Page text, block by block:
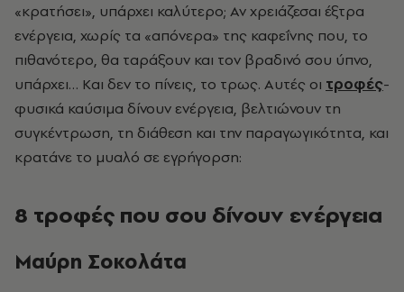
«κρατήσει», υπάρχει καλύτερο; Αν χρειάζεσαι έξτρα
ενέργεια, χωρίς τα «απόνερα» της καφεΐνης που, το
πιθανότερο, θα ταράξουν και τον βραδινό σου ύπνο,
υπάρχει… Kαι δεν το πίνεις, το τρως. Αυτές οι τροφές-
φυσικά καύσιμα δίνουν ενέργεια, βελτιώνουν τη
συγκέντρωση, τη διάθεση και την παραγωγικότητα, και
κρατάνε το μυαλό σε εγρήγορση:
8 τροφές που σου δίνουν ενέργεια
Μαύρη Σοκολάτα